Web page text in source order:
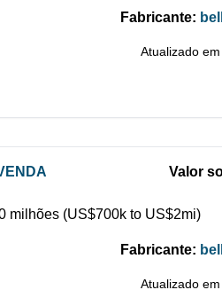
Fabricante:
Atualizado
Valor
milhões (US$700k to US$2mi)
Fabricante:
Atualizado